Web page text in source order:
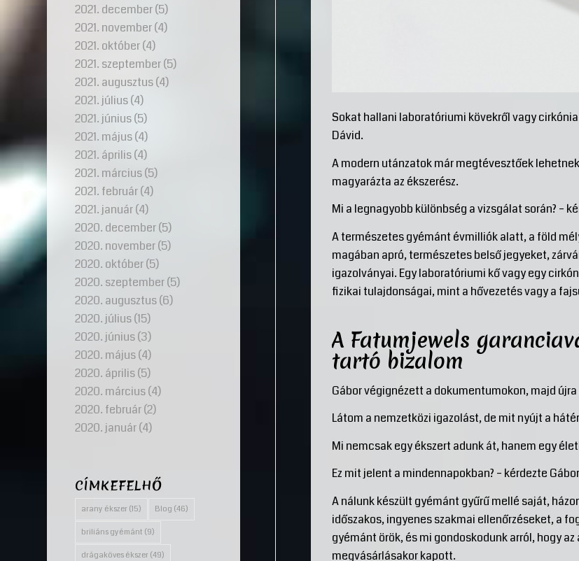
Sokat hallani laboratóriumi kövekről vagy
Dávid.
A modern utánzatok már megtévesztőek
magyarázta az ékszerész.
Mi a legnagyobb különbség a vizsgálat során? –
A természetes gyémánt évmilliók alatt, a föld
magában apró, természetes belső jegyeket,
igazolványai. Egy laboratóriumi kő vagy egy
fizikai tulajdonságai, mint a hővezetés vagy a
A Fatumjewels
tartó bizalom
Gábor végignézett a dokumentumokon, majd
Látom a nemzetközi igazolást, de mit nyújt a
Mi nemcsak egy ékszert adunk át, hanem egy
Ez mit jelent a mindennapokban? – kérdezte
A nálunk készült gyémánt gyűrű mellé saját,
időszakos, ingyenes szakmai ellenőrzéseket, a
gyémánt örök, és mi gondoskodunk arról, hogy
megvásárlásakor kapott.
2021. december(5)
2021. november(4)
2021. október(4)
2021. szeptember(5)
2021. augusztus(4)
2021. július(4)
2021. június(5)
2021. május(4)
2021. április(4)
2021. március(5)
2021. február(4)
2021. január(4)
2020. december(5)
2020. november(5)
2020. október(5)
2020. szeptember(5)
2020. augusztus(6)
2020. július(15)
2020. június(3)
2020. május(4)
2020. április(5)
2020. március(4)
2020. február(2)
2020. január(4)
CÍMKEFELHŐ
arany ékszer (15) Blog (46)
briliáns gyémánt (9)
drágaköves ékszer (49)